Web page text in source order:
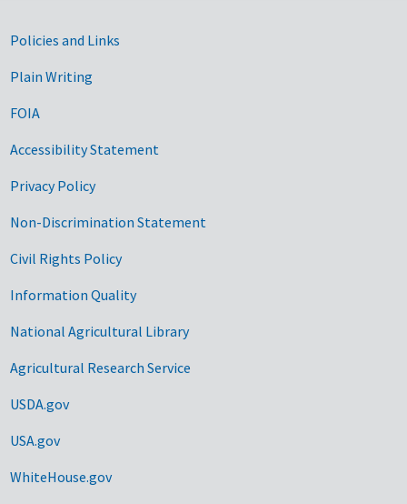
Government Links
Policies and Links
Plain Writing
FOIA
Accessibility Statement
Privacy Policy
Non-Discrimination Statement
Civil Rights Policy
Information Quality
National Agricultural Library
Agricultural Research Service
USDA.gov
USA.gov
WhiteHouse.gov